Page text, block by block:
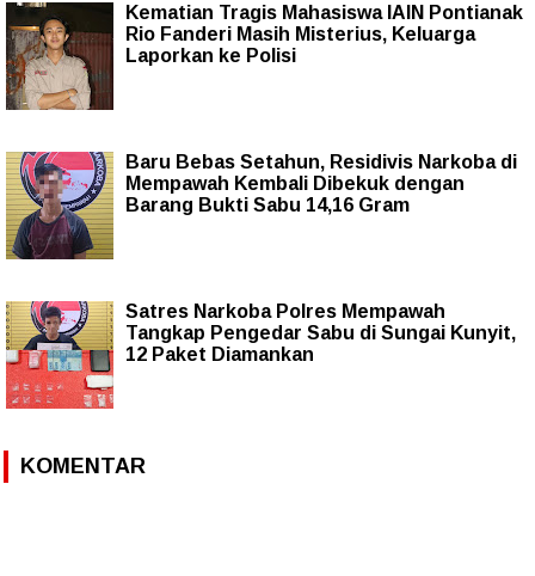
Kematian Tragis Mahasiswa IAIN Pontianak
Rio Fanderi Masih Misterius, Keluarga
Laporkan ke Polisi
Baru Bebas Setahun, Residivis Narkoba di
Mempawah Kembali Dibekuk dengan
Barang Bukti Sabu 14,16 Gram
Satres Narkoba Polres Mempawah
Tangkap Pengedar Sabu di Sungai Kunyit,
12 Paket Diamankan
KOMENTAR